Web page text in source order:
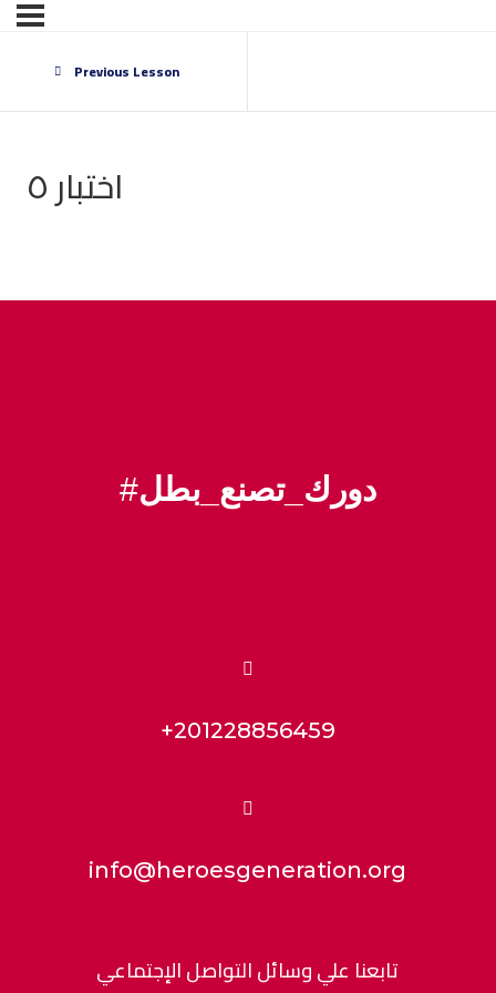
Previous Lesson
اختبار ٥
#دورك_تصنع_بطل

+201228856459

info@heroesgeneration.org
تابعنا علي وسائل التواصل الإجتماعي